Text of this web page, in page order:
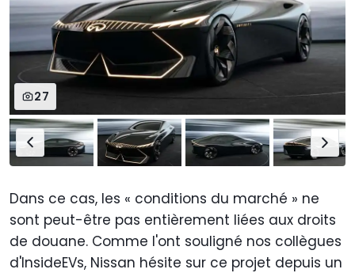
27
Dans ce cas, les « conditions du marché » ne
sont peut-être pas entièrement liées aux droits
de douane. Comme l'ont souligné nos collègues
d'InsideEVs, Nissan hésite sur ce projet depuis un